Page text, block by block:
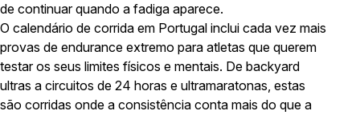
de continuar quando a fadiga aparece.
O calendário de corrida em Portugal inclui cada vez mais
provas de endurance extremo para atletas que querem
testar os seus limites físicos e mentais. De backyard
ultras a circuitos de 24 horas e ultramaratonas, estas
são corridas onde a consistência conta mais do que a